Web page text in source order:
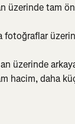
üzerinde tam ön
üzerinde
hacim, daha